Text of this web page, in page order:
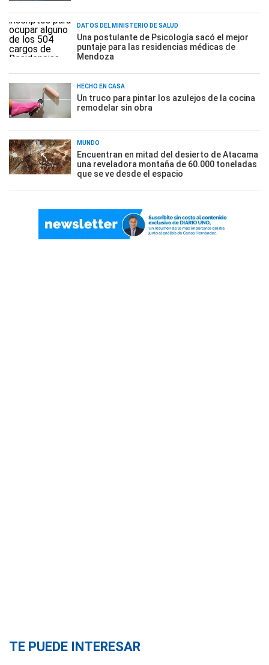
DATOS DEL MINISTERIO DE SALUD
Una postulante de Psicología sacó el mejor
puntaje para las residencias médicas de
Mendoza
HECHO EN CASA
Un truco para pintar los azulejos de la cocina
remodelar sin obra
MUNDO
Encuentran en mitad del desierto de Atacama
una reveladora montaña de 60.000 toneladas
que se ve desde el espacio
TE PUEDE INTERESAR